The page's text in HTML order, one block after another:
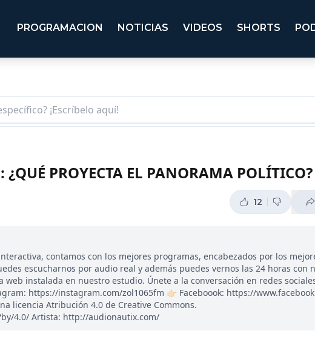
PROGRAMACION NOTICIAS VIDEOS SHORTS
PROYECTA EL PANORAMA POLÍTICO?
12
contamos con los mejores programas, encabezados por los
escucharnos por audio real y además puedes vernos las 24 horas con
instalada en nuestro estudio. Únete a la conversación en redes sociales:
https://instagram.com/zol1065fm 👉🏻 Faceboook: https://
licencia Atribución 4.0 de Creative Commons.
4.0/ Artista: http://audionautix.com/